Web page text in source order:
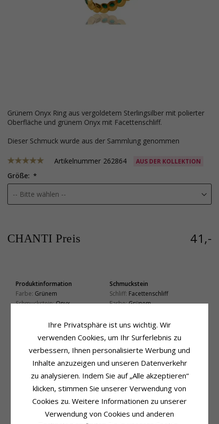
grünem Onyx Ring aus vergoldetem Sterlingsilber mit polierter
Oberfläche und grünem Onyx mit Facettenschliff.
Dieser Schmuck wurde aus der Sammlung genommen
Artikelnummer 262864 AUS DER KOLLEKTION
Größe:
CHANTI Preis 41,-
Produktinformation
Farbe: Grünem
Schmuckstein:Onyx
Vergoldetem Sterlingsilber
Schmuckstein
Schliff: Facettenschliff
Farbe:Grünem
Ringschiene
Breite, Oben:4,0 mm
Breite, Unten: 4,0 mm
Dicke, Unten:4,0 mm
Größe Auf Lager: 4-5 Werktage
VERWANDTE PRODUKTE
Ihre Privatsphäre ist uns wichtig. Wir
verwenden Cookies, um Ihr Surferlebnis zu
verbessern, Ihnen personalisierte Werbung und
Inhalte anzuzeigen und unseren Datenverkehr
zu analysieren. Indem Sie auf „Alle akzeptieren“
klicken, stimmen Sie unserer Verwendung von
Cookies zu. Weitere Informationen zu unserer
Verwendung von Cookies und anderen